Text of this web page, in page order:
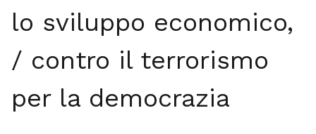
lo sviluppo economico,
/ contro il terrorismo
per la democrazia